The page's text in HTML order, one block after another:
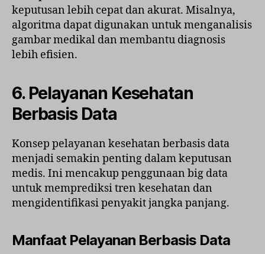
keputusan lebih cepat dan akurat. Misalnya,
algoritma dapat digunakan untuk menganalisis
gambar medikal dan membantu diagnosis
lebih efisien.
6. Pelayanan Kesehatan
Berbasis Data
Konsep pelayanan kesehatan berbasis data
menjadi semakin penting dalam keputusan
medis. Ini mencakup penggunaan big data
untuk memprediksi tren kesehatan dan
mengidentifikasi penyakit jangka panjang.
Manfaat Pelayanan Berbasis Data